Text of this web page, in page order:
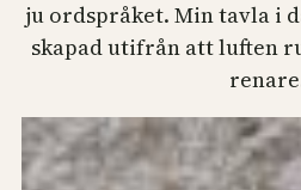
ju ordspråket. Min tavla i
skapad utifrån att luften